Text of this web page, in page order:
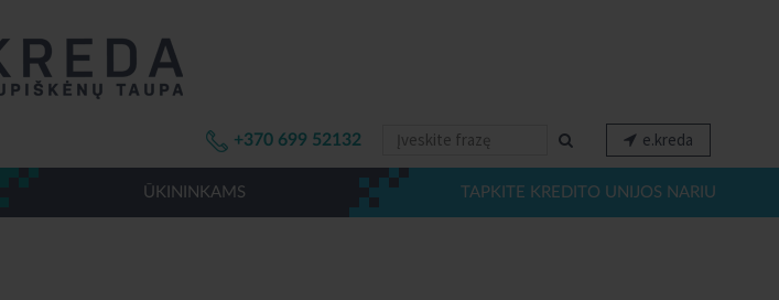
+370 699 52132 e.kreda
ŪKININKAMS TAPKITE KREDITO UNIJOS NARIU